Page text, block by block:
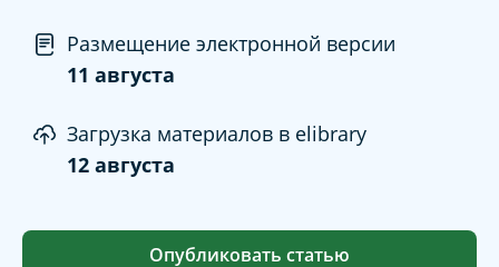
Размещение электронной версии
11 августа
Загрузка материалов в elibrary
12 августа
Опубликовать статью